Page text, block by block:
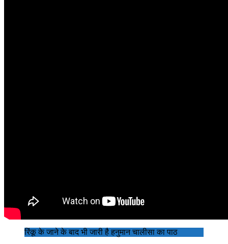
रिंकू के जाने के बाद भी जारी है हनुमान चालीसा का पाठ